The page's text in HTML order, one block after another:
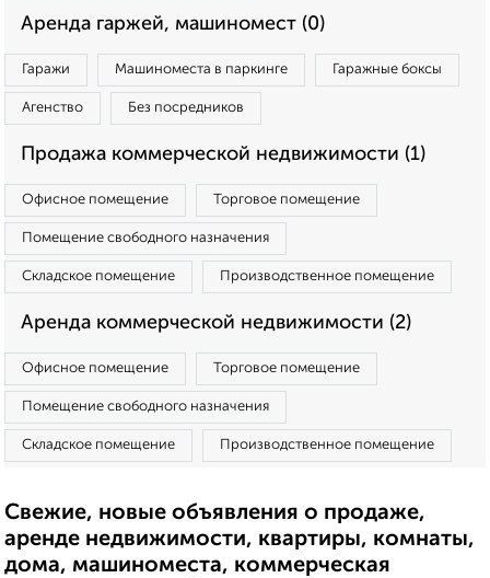
Аренда гаржей, машиномест (0)
Гаражи Машиноместа в паркинге Гаражные боксы
Агенство Без посредников
Продажа коммерческой недвижимости (1)
Офисное помещение Торговое помещение
Помещение свободного назначения
Складское помещение Производственное помещение
Аренда коммерческой недвижимости (2)
Офисное помещение Торговое помещение
Помещение свободного назначения
Складское помещение Производственное помещение
Свежие, новые объявления о продаже,
аренде недвижимости, квартиры, комнаты,
дома, машиноместа, коммерческая